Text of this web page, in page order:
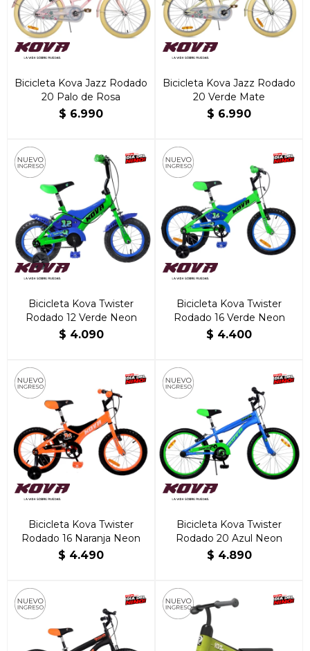
Bicicleta Kova Jazz Rodado
20 Palo de Rosa
$ 6.990
Bicicleta Kova Jazz Rodado
20 Verde Mate
$ 6.990
Bicicleta Kova Twister
Rodado 12 Verde Neon
$ 4.090
Bicicleta Kova Twister
Rodado 16 Verde Neon
$ 4.400
Bicicleta Kova Twister
Rodado 16 Naranja Neon
$ 4.490
Bicicleta Kova Twister
Rodado 20 Azul Neon
$ 4.890